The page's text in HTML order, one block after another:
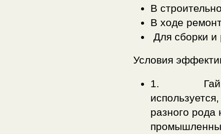
В
В ходе
Для сборки и
Условия
1. Гайка
разного рода